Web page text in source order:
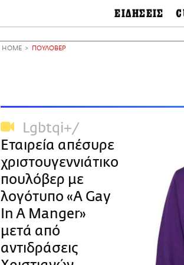
NEWSLETTER
ΑΜΠΑ
PRINT
ΕΙΔΗΣΕΙΣ
European Lifo
&
HOME ΠΟΥΛΟΒΕΡ
Lgbtqi+
Εταιρεία απέσυρε
χριστουγεννιάτικο
πουλόβερ με
λογότυπο «A Gay
In A Manger»
μετά από
αντιδράσεις